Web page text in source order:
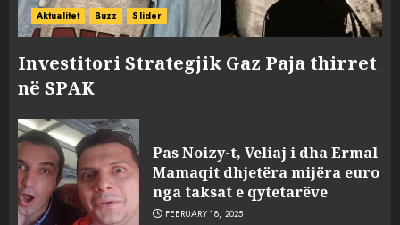
Aktualitet Buzz Slider
Investitori Strategjik Gaz Paja thirret
në SPAK
Pas Noizy-t, Veliaj i dha Ermal
Mamaqit dhjetëra mijëra euro
nga taksat e qytetarëve
FEBRUARY 18, 2025